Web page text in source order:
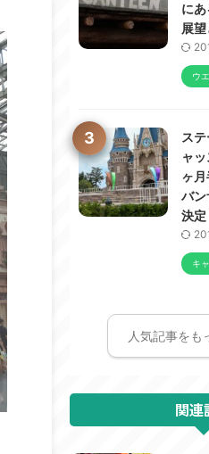
に
展
ウ
3
ス
ャ
ヶ月
バン
決定
キ
人気記事をも
関連